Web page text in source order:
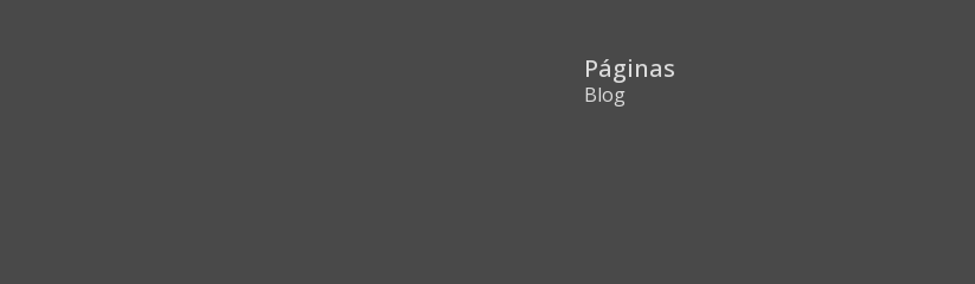
Páginas
Blog